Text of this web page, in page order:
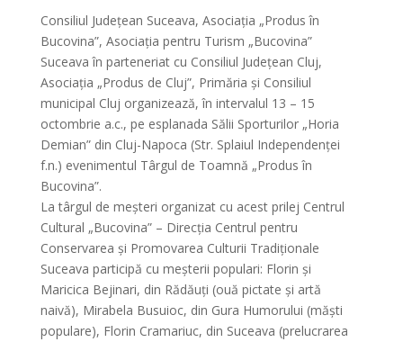
Consiliul Județean Suceava, Asociația „Produs în
Bucovina”, Asociația pentru Turism „Bucovina”
Suceava în parteneriat cu Consiliul Județean Cluj,
Asociația „Produs de Cluj”, Primăria și Consiliul
municipal Cluj organizează, în intervalul 13 – 15
octombrie a.c., pe esplanada Sălii Sporturilor „Horia
Demian” din Cluj-Napoca (Str. Splaiul Independenței
f.n.) evenimentul Târgul de Toamnă „Produs în
Bucovina”.
La târgul de meșteri organizat cu acest prilej Centrul
Cultural „Bucovina” – Direcția Centrul pentru
Conservarea și Promovarea Culturii Tradiționale
Suceava participă cu meșterii populari: Florin și
Maricica Bejinari, din Rădăuți (ouă pictate și artă
naivă), Mirabela Busuioc, din Gura Humorului (măști
populare), Florin Cramariuc, din Suceava (prelucrarea